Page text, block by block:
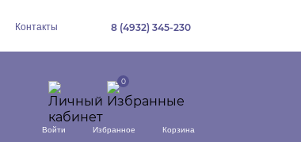
Контакты 8 (4932) 345-230
Войти Избранное Корзина